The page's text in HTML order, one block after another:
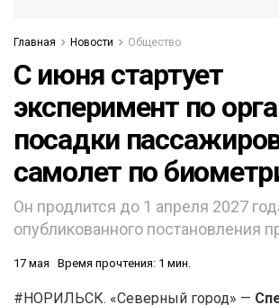
Главная Новости Общество
С июня стартует
эксперимент по
посадки
самолет по
Он продлится до 1 апреля 2027
опубликованного постановления
17 мая Время прочтения: 1 мин.
#НОРИЛЬСК. «Северный город» —